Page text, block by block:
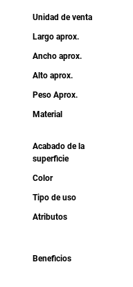
Unidad de venta
Largo aprox.
Ancho aprox.
Alto aprox.
Peso Aprox.
Material
Acabado de la
superficie
Color
Tipo de uso
Atributos
Beneficios